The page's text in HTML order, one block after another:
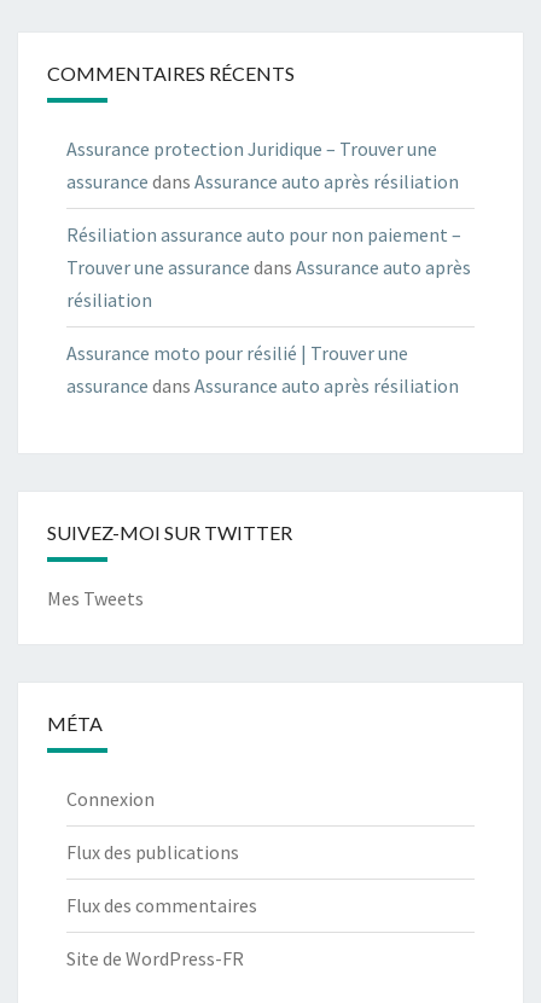
COMMENTAIRES RÉCENTS
Assurance protection Juridique – Trouver une
assurance dans Assurance auto après résiliation
Résiliation assurance auto pour non paiement –
Trouver une assurance dans Assurance auto après
résiliation
Assurance moto pour résilié | Trouver une
assurance dans Assurance auto après résiliation
SUIVEZ-MOI SUR TWITTER
Mes Tweets
MÉTA
Connexion
Flux des publications
Flux des commentaires
Site de WordPress-FR